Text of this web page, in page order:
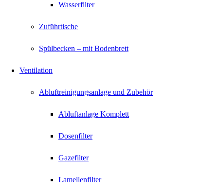
Wasserfilter
Zuführtische
Spülbecken – mit Bodenbrett
Ventilation
Abluftreinigungsanlage und Zubehör
Abluftanlage Komplett
Dosenfilter
Gazefilter
Lamellenfilter